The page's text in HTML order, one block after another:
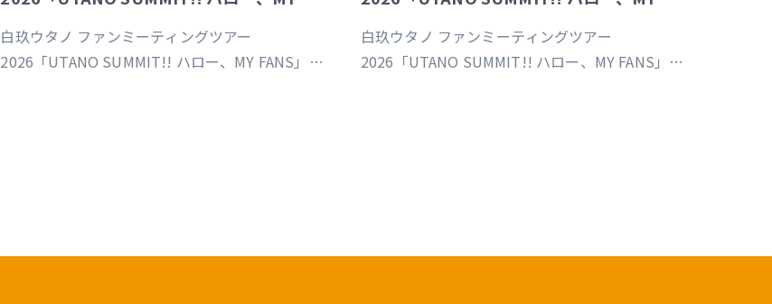
FANS」東京公演
白玖ウタノ ファンミーティングツアー
2026「UTANO SUMMIT!! ハロー、MY FANS」東
FANS」福岡公演
白玖ウタノ ファンミーティングツアー
2026「UTANO SUMMIT!! ハロー、MY FANS」福